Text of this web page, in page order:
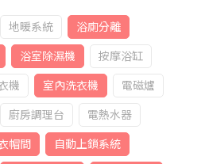
地暖系統
浴廁分離
浴室除濕機
按摩浴缸
機 室內洗衣機
電磁爐
廚房調理台
電熱水器
帽間
自動上鎖系統